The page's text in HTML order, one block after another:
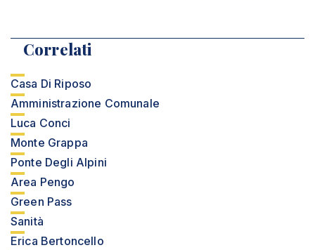
Correlati
Casa Di Riposo
Amministrazione Comunale
Luca Conci
Monte Grappa
Ponte Degli Alpini
Area Pengo
Green Pass
Sanità
Erica Bertoncello